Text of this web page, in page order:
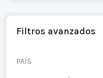
Filtros avanzados
PAÍS